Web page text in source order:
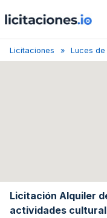
Licitaciones Luces de
Licitación Alquiler
actividades